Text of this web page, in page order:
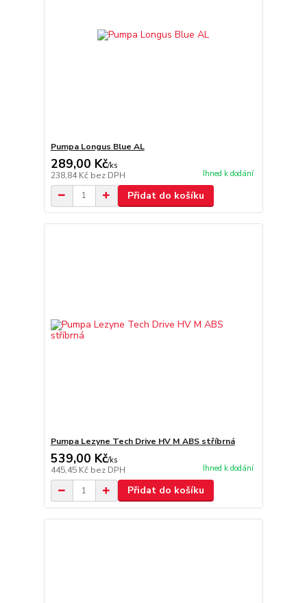
Pumpa Longus Blue AL
289,00 Kč/ks
238,84 Kč bez DPH Ihned k dodání
Přidat do košíku
Pumpa Lezyne Tech Drive HV M ABS stříbrná
539,00 Kč/ks
445,45 Kč bez DPH Ihned k dodání
Přidat do košíku